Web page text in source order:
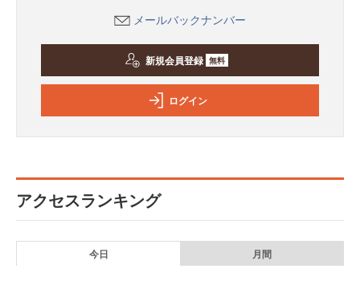
メールバックナンバー
新規会員登録 無料
ログイン
アクセスランキング
今日 月間